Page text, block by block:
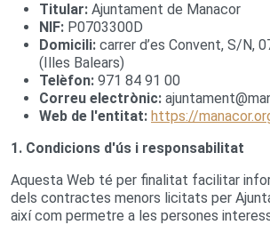
Titular: Ajuntament de Manacor
NIF: P0703300D
Domicili: carrer d’es Convent, S/N,
(Illes Balears)
Telèfon: 971 84 91 00
Correu electrònic:
Web de l'entitat: https://
1. Condicions d'ús i responsabilitat
Aquesta Web té per finalitat facilitar
dels contractes menors licitats per
així com permetre a les persones